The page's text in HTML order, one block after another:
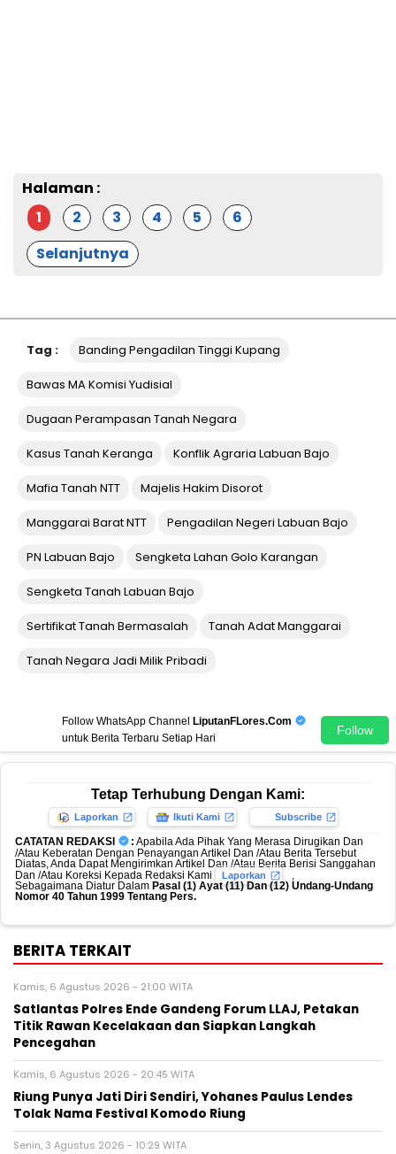
Halaman :
1
2 3 4 5
6
Selanjutnya
Tag : Banding Pengadilan Tinggi Kupang
Bawas MA Komisi Yudisial
Dugaan Perampasan Tanah Negara
Kasus Tanah Keranga Konflik Agraria Labuan Bajo
Mafia Tanah NTT Majelis Hakim Disorot
Manggarai Barat NTT Pengadilan Negeri Labuan Bajo
PN Labuan Bajo Sengketa Lahan Golo Karangan
Sengketa Tanah Labuan Bajo
Sertifikat Tanah Bermasalah Tanah Adat Manggarai
Tanah Negara Jadi Milik Pribadi
Follow WhatsApp Channel
LiputanFLores.Com
untuk Berita Terbaru Setiap Hari
Follow
Tetap Terhubung Dengan Kami:
Laporkan Ikuti Kami Subscribe
CATATAN REDAKSI : Apabila Ada Pihak Yang Merasa Dirugikan Dan
/Atau Keberatan Dengan Penayangan Artikel Dan /Atau Berita Tersebut
Diatas, Anda Dapat Mengirimkan Artikel Dan /Atau Berita Berisi Sanggahan
Dan /Atau Koreksi Kepada Redaksi Kami
Laporkan
,
Sebagaimana Diatur Dalam Pasal (1) Ayat (11) Dan (12) Undang-Undang
Nomor 40 Tahun 1999 Tentang Pers.
BERITA TERKAIT
Kamis, 6 Agustus 2026 - 21:00 WITA
Satlantas Polres Ende Gandeng Forum LLAJ, Petakan
Titik Rawan Kecelakaan dan Siapkan Langkah
Pencegahan
Kamis, 6 Agustus 2026 - 20:45 WITA
Riung Punya Jati Diri Sendiri, Yohanes Paulus Lendes
Tolak Nama Festival Komodo Riung
Senin, 3 Agustus 2026 - 10:29 WITA